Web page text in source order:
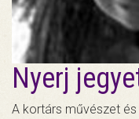
Nyerj
A kortárs művészet